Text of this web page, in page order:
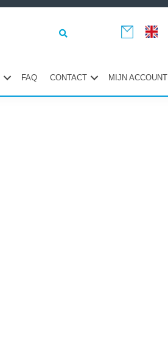
FAQ CONTACT MIJN ACCOUNT